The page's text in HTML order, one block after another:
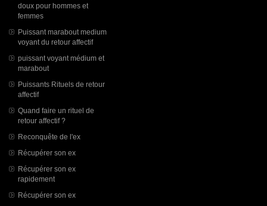
doux pour hommes et
femmes
Puissant marabout medium
voyant du retour affectif
puissant voyant médium et
marabout
Puissants Rituels de retour
affectif
Quand faire un rituel de
retour affectif ?
Reconquête de l'ex
Récupérer son ex
Récupérer son ex
rapidement
Récupérer son ex